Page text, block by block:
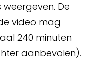
weergeven. De
video mag
240 minuten
aanbevolen).